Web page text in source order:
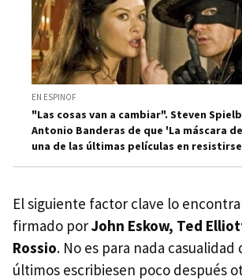
EN ESPINOF
"Las cosas van a cambiar". Steven
Antonio Banderas de que 'La máscara
una de las últimas películas en resistirse
El siguiente factor clave lo
firmado porJohn Eskow, Ted
Rossio. No es para nada casualidad
últimos escribiesen poco después